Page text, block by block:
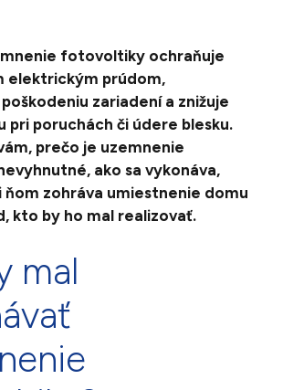
fotovoltiky ochraňuje
elektrickým prúdom,
zariadení a znižuje
pri poruchách či údere blesku.
prečo je uzemnenie
ako sa vykonáva,
ňom zohráva umiestnenie domu
kto by ho mal realizovať.
mal